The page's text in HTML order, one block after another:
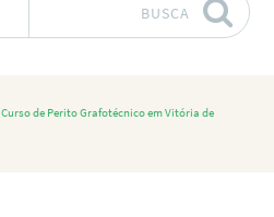
BUSCA
Curso de Perito Grafotécnico em Vitória de